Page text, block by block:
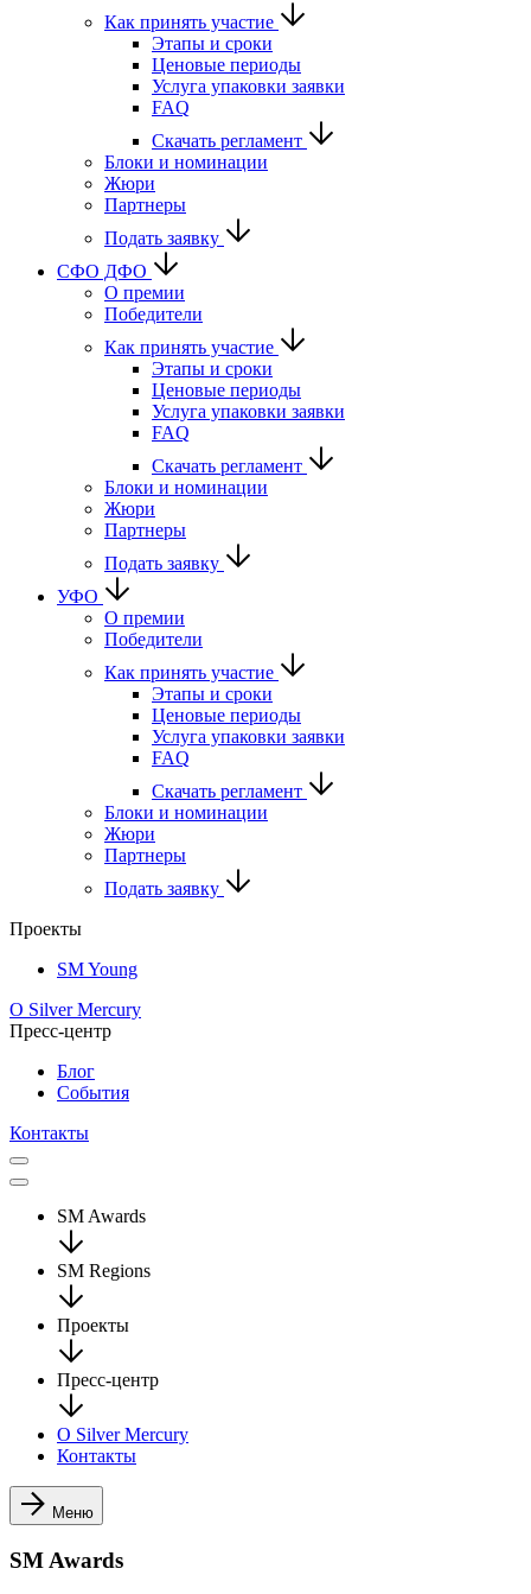
Как принять участие
Этапы и сроки
Ценовые периоды
Услуга упаковки заявки
FAQ
Скачать регламент
Блоки и номинации
Жюри
Партнеры
Подать заявку
CФО ДФО
О премии
Победители
Как принять участие
Этапы и сроки
Ценовые периоды
Услуга упаковки заявки
FAQ
Скачать регламент
Блоки и номинации
Жюри
Партнеры
Подать заявку
УФО
О премии
Победители
Как принять участие
Этапы и сроки
Ценовые периоды
Услуга упаковки заявки
FAQ
Скачать регламент
Блоки и номинации
Жюри
Партнеры
Подать заявку
Проекты
SM Young
О Silver Mercury
Пресс-центр
Блог
События
Контакты
SM Awards
SM Regions
Проекты
Пресс-центр
О Silver Mercury
Контакты
Меню
SM Awards